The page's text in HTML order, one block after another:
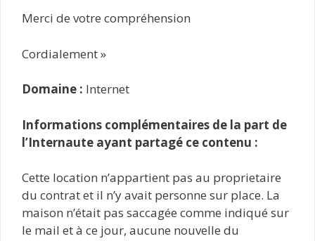
Merci de votre compréhension
Cordialement »
Domaine : Internet
Informations complémentaires de la part de
l’Internaute ayant partagé ce contenu :
Cette location n’appartient pas au proprietaire
du contrat et il n’y avait personne sur place. La
maison n’était pas saccagée comme indiqué sur
le mail et à ce jour, aucune nouvelle du